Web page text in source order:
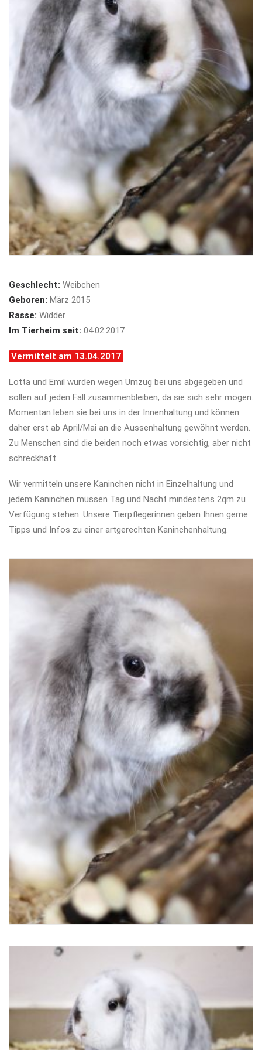
Geschlecht: Weibchen
Geboren: März 2015
Rasse: Widder
Im Tierheim seit: 04.02.2017
Vermittelt am 13.04.2017
Lotta und Emil wurden wegen Umzug bei uns abgegeben und
sollen auf jeden Fall zusammenbleiben, da sie sich sehr mögen.
Momentan leben sie bei uns in der Innenhaltung und können
daher erst ab April/Mai an die Aussenhaltung gewöhnt werden.
Zu Menschen sind die beiden noch etwas vorsichtig, aber nicht
schreckhaft.
Wir vermitteln unsere Kaninchen nicht in Einzelhaltung und
jedem Kaninchen müssen Tag und Nacht mindestens 2qm zu
Verfügung stehen. Unsere Tierpflegerinnen geben Ihnen gerne
Tipps und Infos zu einer artgerechten Kaninchenhaltung.